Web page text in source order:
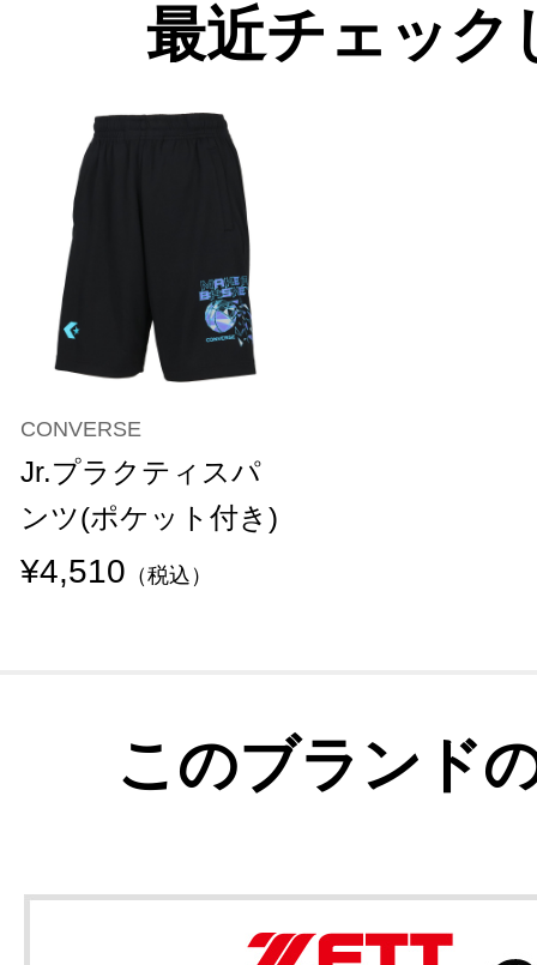
最近チェック
CONVERSE
Jr.プラクティスパ
ンツ(ポケット付き)
¥4,510 （税込）
このブランド